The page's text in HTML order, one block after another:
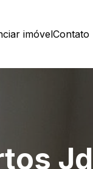
imóvelContato